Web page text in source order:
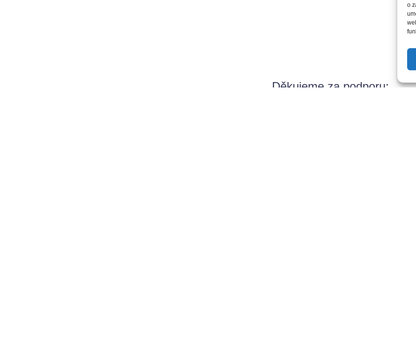
o
Děkujeme za podporu: